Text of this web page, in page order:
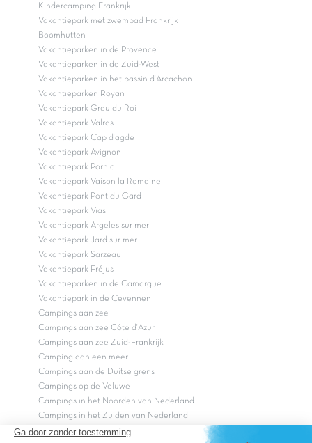
Kindercamping Frankrijk
Vakantiepark met zwembad Frankrijk
Boomhutten
Vakantieparken in de Provence
Vakantieparken in de Zuid-West
Vakantieparken in het bassin d'Arcachon
Vakantieparken Royan
Vakantiepark Grau du Roi
Vakantiepark Valras
Vakantiepark Cap d'agde
Vakantiepark Avignon
Vakantiepark Pornic
Vakantiepark Vaison la Romaine
Vakantiepark Pont du Gard
Vakantiepark Vias
Vakantiepark Argeles sur mer
Vakantiepark Jard sur mer
Vakantiepark Sarzeau
Vakantiepark Fréjus
Vakantieparken in de Camargue
Vakantiepark in de Cevennen
Campings aan zee
Campings aan zee Côte d'Azur
Campings aan zee Zuid-Frankrijk
Camping aan een meer
Campings aan de Duitse grens
Campings op de Veluwe
Campings in het Noorden van Nederland
Campings in het Zuiden van Nederland
Copyright Capfun 2026 ©